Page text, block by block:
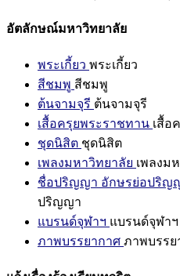
อัตลักษณ์มหาวิทยาลัย
พระเกี้ยว พระเกี้ยว
สีชมพู สีชมพู
ต้นจามจุรี ต้นจามจุรี
เสื้อครุยพระราชทาน เสื้อ
ชุดนิสิต ชุดนิสิต
เพลงมหาวิทยาลัย เพลงม
ชื่อปริญญา อักษรย่อปริญ
ปริญญา
แบรนด์จุฬาฯ แบรนด์จุฬาฯ
ภาพบรรยากาศ ภาพบรรย